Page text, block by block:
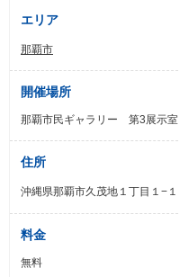
エリア
那覇市
開催場所
那覇市民ギャラリー 第3展示室
住所
沖縄県那覇市久茂地１丁目１−１
料金
無料